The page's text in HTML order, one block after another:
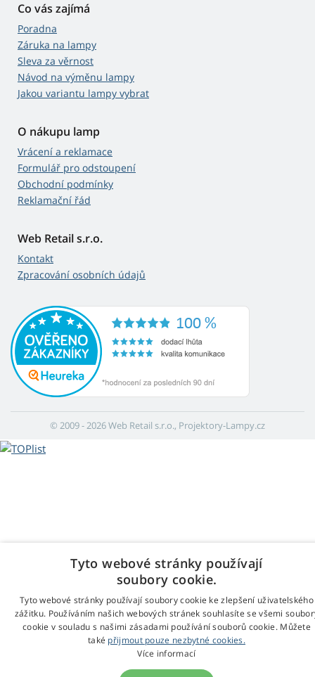
Co vás zajímá
Poradna
Záruka na lampy
Sleva za věrnost
Návod na výměnu lampy
Jakou variantu lampy vybrat
O nákupu lamp
Vrácení a reklamace
Formulář pro odstoupení
Obchodní podmínky
Reklamační řád
Web Retail s.r.o.
Kontakt
Zpracování osobních údajů
© 2009 - 2026 Web Retail s.r.o., Projektory-Lampy.cz
Tyto webové stránky používají
soubory cookie.
Tyto webové stránky používají soubory cookie ke zlepšení uživatelského
zážitku. Používáním našich webových stránek souhlasíte se všemi
cookie v souladu s našimi zásadami používání souborů cookie. Můžete
také přijmout pouze nezbytné cookies.
Více informací